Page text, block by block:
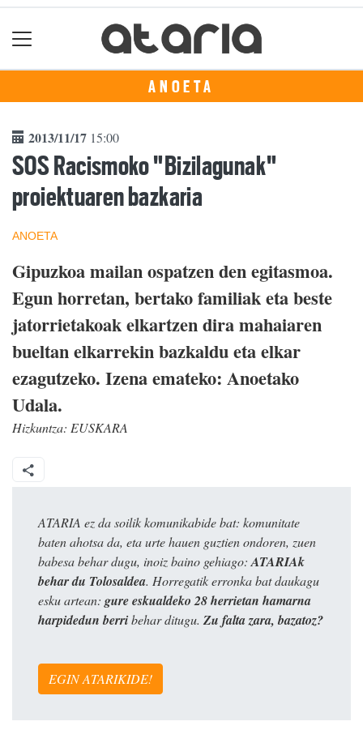
ANOETA
2013/11/17 15:00
SOS Racismoko "Bizilagunak"
proiektuaren bazkaria
ANOETA
Gipuzkoa mailan ospatzen den egitasmoa.
Egun horretan, bertako familiak eta beste
jatorrietakoak elkartzen dira mahaiaren
bueltan elkarrekin bazkaldu eta elkar
ezagutzeko. Izena emateko: Anoetako
Udala.
Hizkuntza: EUSKARA
ATARIA ez da soilik komunikabide bat: komunitate
baten ahotsa da, eta urte hauen guztien ondoren, zuen
babesa behar dugu, inoiz baino gehiago:ATARIAk
behar du Tolosaldea. Horregatik erronka bat daukagu
esku artean: gure eskualdeko 28 herrietan hamarna
harpidedun berribehar ditugu. Zu falta zara, bazatoz?
EGIN ATARIKIDE!